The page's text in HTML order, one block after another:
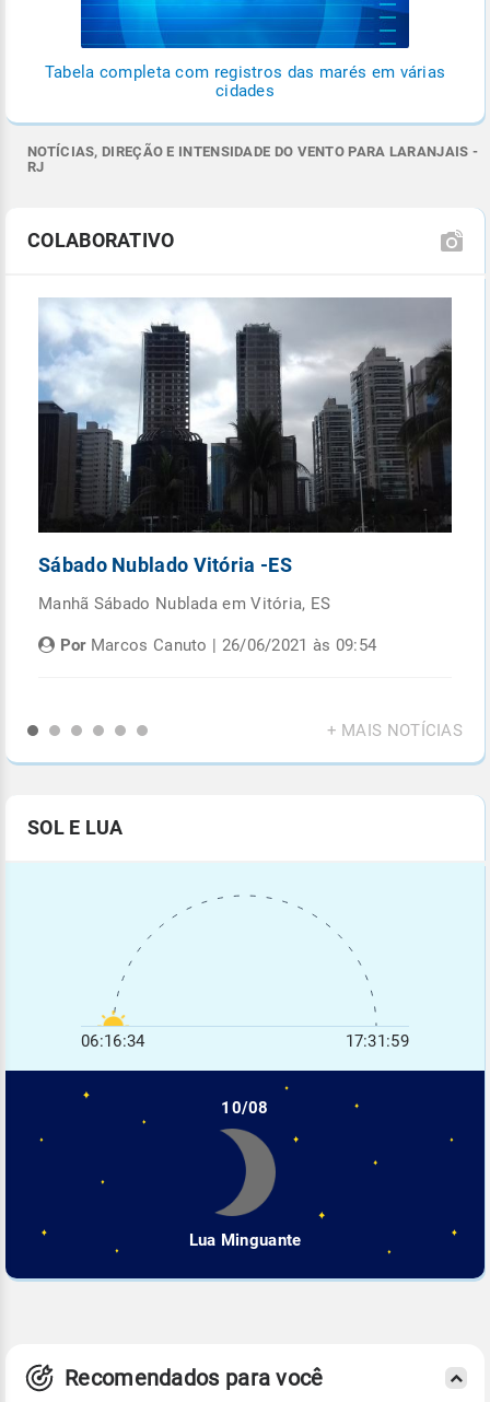
Tabela completa com registros das marés em várias
cidades
NOTÍCIAS, DIREÇÃO E INTENSIDADE DO VENTO PARA LARANJAIS -
RJ
COLABORATIVO
Sábado Nublado Vitória -ES
Manhã Sábado Nublada em Vitória, ES
PorMarcos Canuto | 26/06/2021 às 09:54
+ MAIS NOTÍCIAS
SOL E LUA
06:16:34 17:31:59
10/08
Lua Minguante
Recomendados para você